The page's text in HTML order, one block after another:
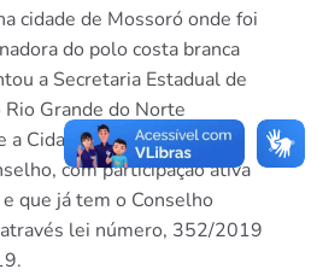
cidade de Mossoró onde foi
do polo costa branca
a Secretaria Estadual de
Grande do Norte
a Cidade de Itajà continua
com participação ativa
que já tem o Conselho
lei número, 352/2019